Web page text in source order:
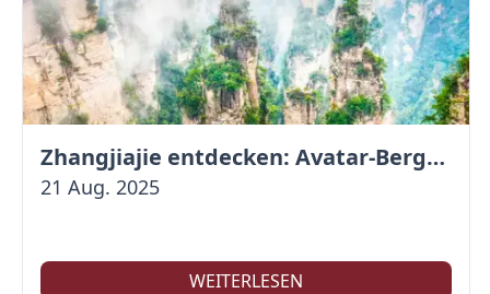
Zhangjiajie entdecken: Avatar-Berge & Altstadt von Fenghuang
21 Aug. 2025
WEITERLESEN